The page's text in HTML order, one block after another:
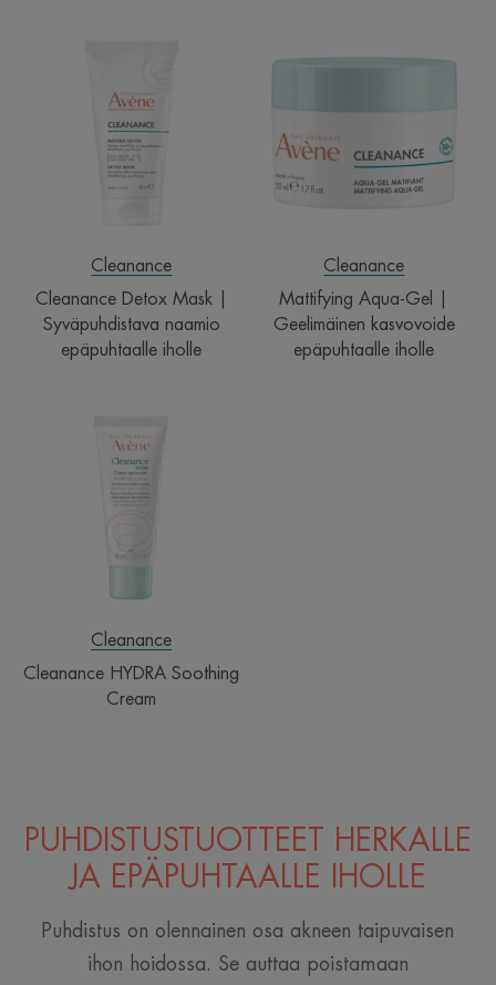
|
Syväpuhdistava
naamio
epäpuhtaalle
Cleanance
Cleanance Detox Mask |
Syväpuhdistava naamio
epäpuhtaalle iholle
Aqua-
|
Geelimäinen
kasvovoide
epäpuhtaalle
Cleanance
Mattifying Aqua-Gel |
Geelimäinen kasvovoide
epäpuhtaalle iholle
HYDRA
Soothing
Cream
Cleanance
Cleanance HYDRA Soothing
Cream
PUHDISTUSTUOTTEET HERKÄLLE
JA EPÄPUHTAALLE IHOLLE
Puhdistus on olennainen osa akneen taipuvaisen
ihon hoidossa. Se auttaa poistamaan